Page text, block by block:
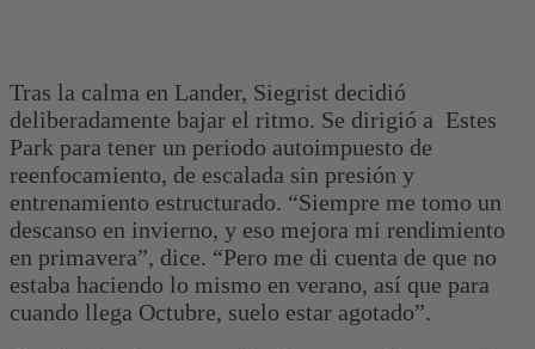
Tras la calma en Lander, Siegrist decidió
deliberadamente bajar el ritmo. Se dirigió a Estes
Park para tener un periodo autoimpuesto de
reenfocamiento, de escalada sin presión y
entrenamiento estructurado. “Siempre me tomo un
descanso en invierno, y eso mejora mi rendimiento
en primavera”, dice. “Pero me di cuenta de que no
estaba haciendo lo mismo en verano, así que para
cuando llega Octubre, suelo estar agotado”.